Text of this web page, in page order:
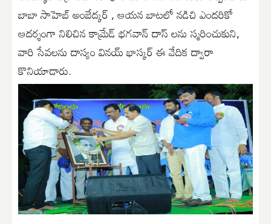
బాబా సాహెబ్ అంబేద్కర్ , ఆయన బాటలో నడిచి ఎందరికో
ఆదర్శంగా నిలిచిన కామ్రేడ్ భగవాన్ దాస్ లను స్మరించుకుని,
వారి సేవలను దాస్యం వినయ్ భాస్కర్ ఈ వేదిక ద్వారా
కొనియాడారు.